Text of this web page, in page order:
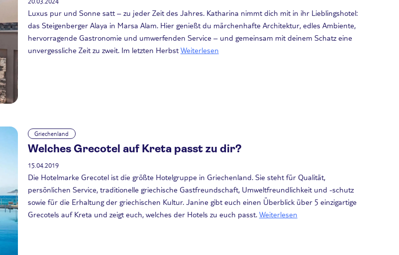
Luxus pur und Sonne satt – zu jeder Zeit des Jahres. Katharina nimmt dich mit in ihr Lieblingshotel:
das Steigenberger Alaya in Marsa Alam. Hier genießt du märchenhafte Architektur, edles Ambiente,
hervorragende Gastronomie und umwerfenden Service – und gemeinsam mit deinem Schatz eine
unvergessliche Zeit zu zweit. Im letzten Herbst Weiterlesen
Griechenland
Welches Grecotel auf Kreta passt zu dir?
15.04.2019
Die Hotelmarke Grecotel ist die größte Hotelgruppe in Griechenland. Sie steht für Qualität,
persönlichen Service, traditionelle griechische Gastfreundschaft, Umweltfreundlichkeit und -schutz
sowie für die Erhaltung der griechischen Kultur. Janine gibt euch einen Überblick über 5 einzigartige
Grecotels auf Kreta und zeigt euch, welches der Hotels zu euch passt. Weiterlesen